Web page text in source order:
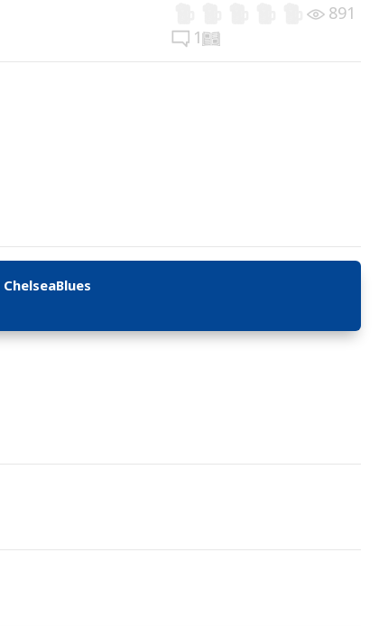
891
1
ChelseaBlues